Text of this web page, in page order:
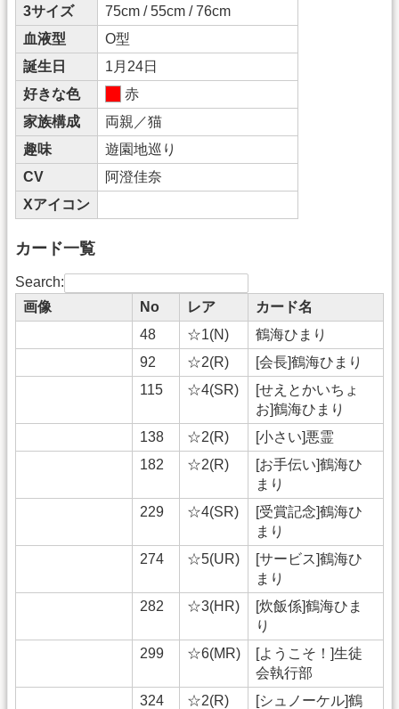
3サイズ
75cm / 55cm / 76cm
血液型
O型
誕生日
1月24日
好きな色
赤
家族構成
両親／猫
趣味
遊園地巡り
CV
阿澄佳奈
Xアイコン
カード一覧
Search:
画像
No レア
カード名
48
☆1(N)
鶴海ひまり
92
☆2(R)
[会長]鶴海ひまり
115
☆4(SR)
[せえとかいちょ
お]鶴海ひまり
138
☆2(R)
[小さい]悪霊
182
☆2(R)
[お手伝い]鶴海ひ
まり
229
☆4(SR)
[受賞記念]鶴海ひ
まり
274
☆5(UR)
[サービス]鶴海ひ
まり
282
☆3(HR)
[炊飯係]鶴海ひま
り
299
☆6(MR)
[ようこそ！]生徒
会執行部
324
☆2(R)
[シュノーケル]鶴